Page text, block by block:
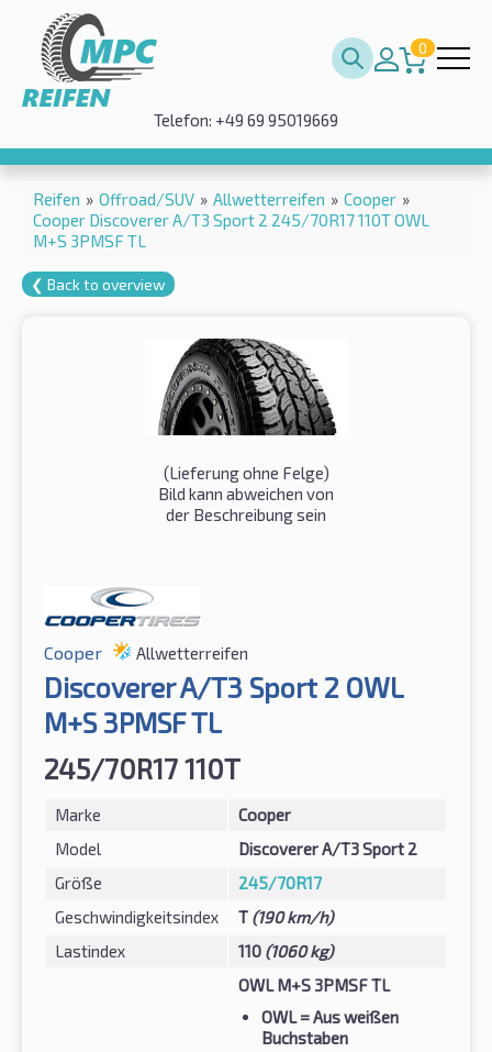
0
Telefon: +49 69 95019669
Reifen » Offroad/SUV » Allwetterreifen » Cooper »
Cooper Discoverer A/T3 Sport 2 245/70R17 110T OWL
M+S 3PMSF TL
❮ Back to overview
(Lieferung ohne Felge)
Bild kann abweichen von
der Beschreibung sein
Cooper Allwetterreifen
Discoverer A/T3 Sport 2 OWL
M+S 3PMSF TL
245/70R17 110T
Marke
Cooper
Model
Discoverer A/T3 Sport 2
Größe
245/70R17
Geschwindigkeitsindex
T (190 km/h)
Lastindex
110 (1060 kg)
OWL M+S 3PMSF TL
OWL= Aus weißen
Buchstaben